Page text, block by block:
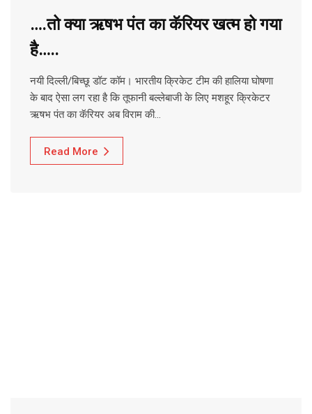
….तो क्या ऋषभ पंत का कॅरियर खत्म हो गया
है…..
नयी दिल्ली/बिच्छू डॉट कॉम। भारतीय क्रिकेट टीम की हालिया घोषणा
के बाद ऐसा लग रहा है कि तूफानी बल्लेबाजी के लिए मशहूर क्रिकेटर
ऋषभ पंत का कॅरियर अब विराम की…
Read More